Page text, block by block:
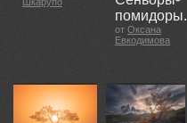
помидоры.
от Оксана
Евкодимова